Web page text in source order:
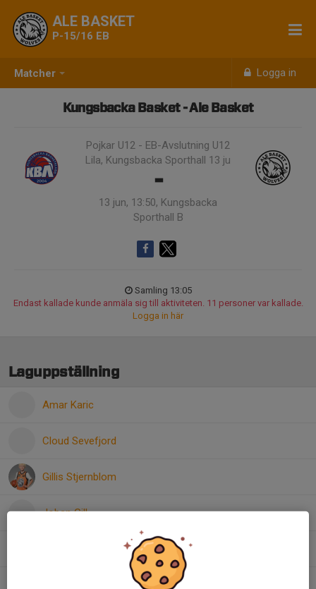
Matcher Logga in
ALE BASKET
P-15/16 EB
Kungsbacka Basket - Ale Basket
Pojkar U12 - EB-Avslutning U12
Lila, Kungsbacka Sporthall 13 ju
-
13 jun, 13:50, Kungsbacka
Sporthall B
Samling 13:05
Endast kallade kunde anmäla sig till aktiviteten. 11 personer var kallade.
Logga in här
Laguppställning
Amar Karic
Cloud Sevefjord
Gillis Stjernblom
Joban Gill